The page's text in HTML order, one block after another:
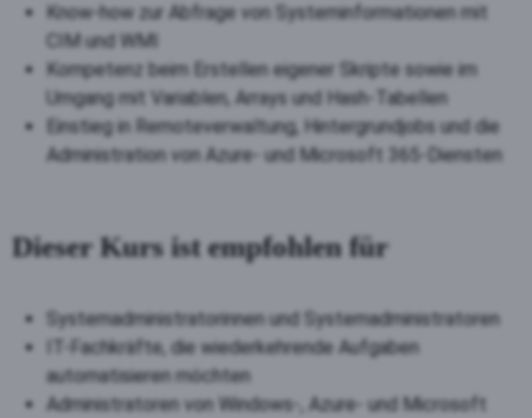
Know-how zur Abfrage von Systeminformationen mit
CIM und WMI
Kompetenz beim Erstellen eigener Skripte sowie im
Umgang mit Variablen, Arrays und Hash-Tabellen
Einstieg in Remoteverwaltung, Hintergrundjobs und die
Administration von Azure- und Microsoft 365-Diensten
Dieser Kurs ist empfohlen für
Systemadministratorinnen und Systemadministratoren
IT-Fachkräfte, die wiederkehrende Aufgaben
automatisieren möchten
Administratoren von Windows-, Azure- und Microsoft